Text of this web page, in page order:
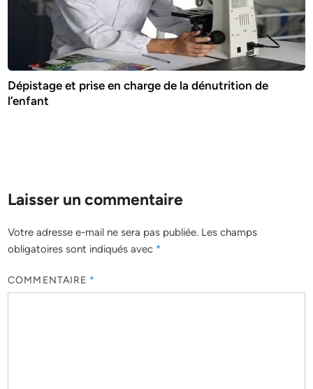
Dépistage et prise en charge de la dénutrition de
l’enfant
Laisser un commentaire
Votre adresse e-mail ne sera pas publiée. Les champs
obligatoires sont indiqués avec *
COMMENTAIRE *